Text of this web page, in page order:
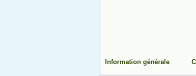
Information générale